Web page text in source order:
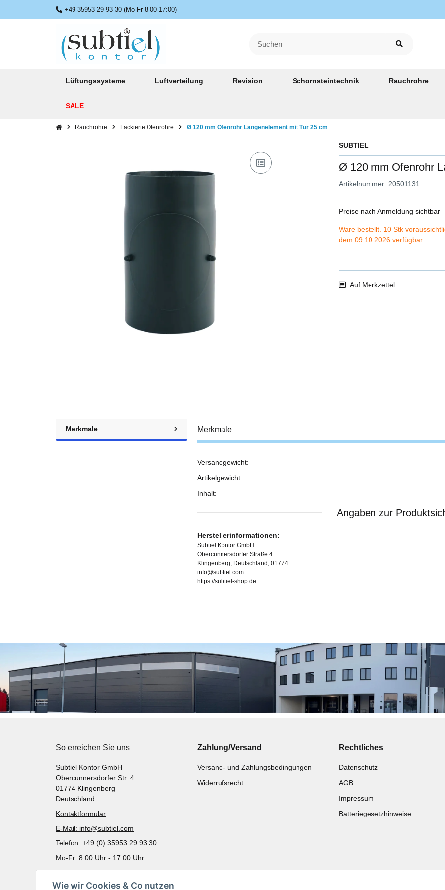
Wie wir Cookies & Co nutzen
+49 35953 29 93 30 (Mo-Fr 8-00-17:00)
Lüftungssysteme Luftverteilung Revision Schornsteintechnik Rauchrohre
SALE
Rauchrohre Lackierte Ofenrohre Ø 120 mm Ofenrohr Längenelement mit Tür 25 cm
SUBTIEL
Ø 120 mm Ofenrohr
Artikelnummer: 20501131
Preise nach Anmeldung sichtbar
Ware bestellt. 10 Stk
dem 09.10.2026 verfügbar.
Auf Merkzettel
Merkmale Merkmale
Produkteigenschaft
Wert
Versandgewicht:
Artikelgewicht:
Inhalt:
Angaben zur
Herstellerinformationen:
Subtiel Kontor GmbH
Obercunnersdorfer Straße 4
Klingenberg, Deutschland, 01774
info@subtiel.com
https://subtiel-shop.de
So erreichen Sie uns
Subtiel Kontor GmbH
Obercunnersdorfer Str. 4
01774 Klingenberg
Deutschland
Kontaktformular
E-Mail: info@subtiel.com
Telefon: +49 (0) 35953 29 93 30
Mo-Fr: 8:00 Uhr - 17:00 Uhr
Zahlung/Versand
Versand- und Zahlungsbedingungen
Widerrufsrecht
Rechtliches
Datenschutz
AGB
Impressum
Batteriegesetzhinweise